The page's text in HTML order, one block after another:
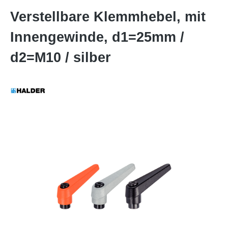
Verstellbare Klemmhebel, mit
Innengewinde, d1=25mm /
d2=M10 / silber